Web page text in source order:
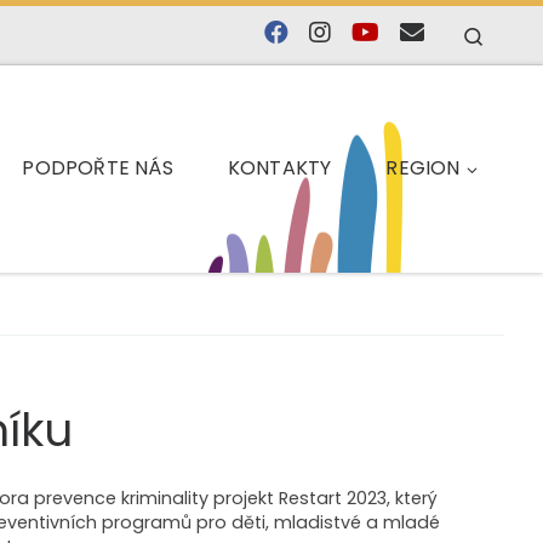
PODPOŘTE NÁS KONTAKTY REGION
prevence kriminality projekt Restart 2023, který
programů pro děti, mladistvé a mladé